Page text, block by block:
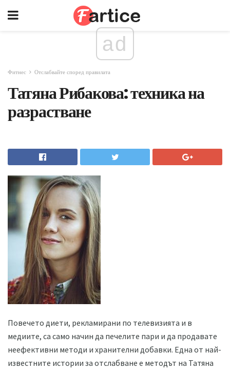
ad
Фитнес Отслабвайте според правилата
Татяна Рибакова: техника на
разрастване
Повечето диети, рекламирани по телевизията и в
медиите, са само начин да печелите пари и да продавате
неефективни методи и хранителни добавки. Една от най-
известните истории за отслабване е методът на Татяна